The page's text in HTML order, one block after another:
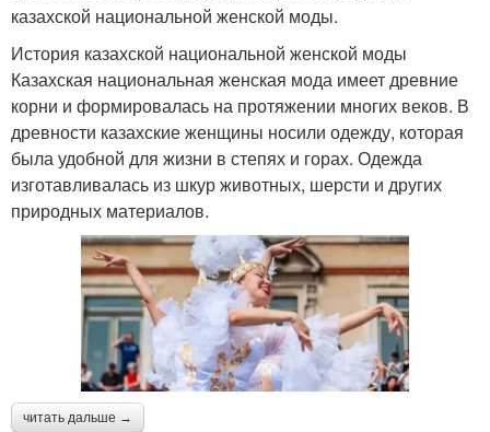
казахской национальной женской моды.
История казахской национальной женской моды
Казахская национальная женская мода имеет древние
корни и формировалась на протяжении многих веков. В
древности казахские женщины носили одежду, которая
была удобной для жизни в степях и горах. Одежда
изготавливалась из шкур животных, шерсти и других
природных материалов.
читать дальше →